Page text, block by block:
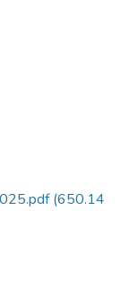
(650.14